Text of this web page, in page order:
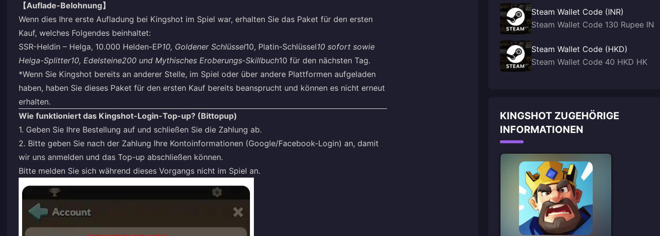
【Auflade-Belohnung】
Wenn dies Ihre erste Aufladung bei Kingshot im Spiel war, erhalten Sie das Paket für den ersten
Kauf, welches Folgendes beinhaltet:
SSR-Heldin – Helga, 10.000 Helden-EP10, Goldener Schlüssel10, Platin-Schlüssel10 sofort sowie
Helga-Splitter10, Edelsteine200 und Mythisches Eroberungs-Skillbuch10 für den nächsten Tag.
*Wenn Sie Kingshot bereits an anderer Stelle, im Spiel oder über andere Plattformen aufgeladen
haben, haben Sie dieses Paket für den ersten Kauf bereits beansprucht und können es nicht erneut
erhalten.
Wie funktioniert das Kingshot-Login-Top-up? (Bittopup)
1. Geben Sie Ihre Bestellung auf und schließen Sie die Zahlung ab.
2. Bitte geben Sie nach der Zahlung Ihre Kontoinformationen (Google/Facebook-Login) an, damit
wir uns anmelden und das Top-up abschließen können.
Bitte melden Sie sich während dieses Vorgangs nicht im Spiel an.
Steam Wallet Code (INR)
Steam Wallet Code 130 Rupee IN
Steam Wallet Code (HKD)
Steam Wallet Code 40 HKD HK
KINGSHOT ZUGEHÖRIGE
INFORMATIONEN